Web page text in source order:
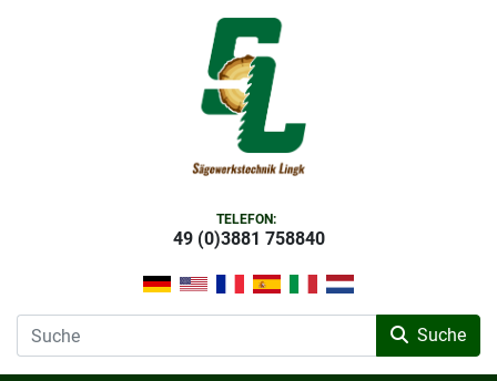
TELEFON:
49 (0)3881 758840
Suche